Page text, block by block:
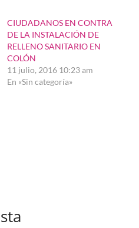
CIUDADANOS EN CONTRA
DE LA INSTALACIÓN DE
RELLENO SANITARIO EN
COLÓN
11 julio, 2016 10:23 am
En «Sin categoría»